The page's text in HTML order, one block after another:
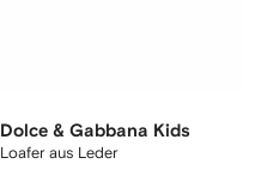
Dolce & Gabbana Kids
Loafer aus Leder